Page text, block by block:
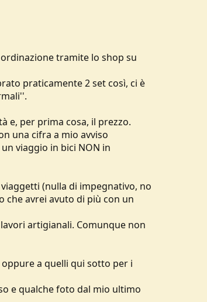
tramite lo shop su
praticamente 2 set così, ci è
e, per prima cosa, il prezzo.
una cifra a mio avviso
viaggio in bici NON in
(nulla di impegnativo, no
che avrei avuto di più con un
artigianali. Comunque non
a quelli qui sotto per i
e qualche foto dal mio ultimo